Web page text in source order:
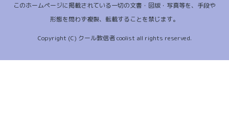
このホームページに掲載されている一切の文書・図版・写真等を、手段や
形態を問わず複製、転載することを禁じます。
Copyright (C) クール教信者 coolist all rights reserved.